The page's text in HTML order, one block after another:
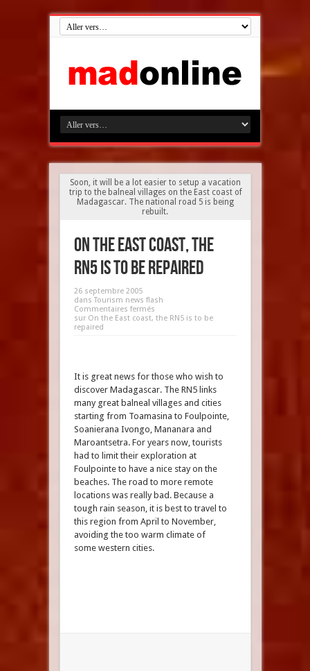
Soon, it will be a lot easier to setup a vacation
trip to the balneal villages on the East coast of
Madagascar. The national road 5 is being
rebuilt.
On the East coast, the
RN5 is to be repaired
26 septembre 2005
dansTourism news flash
Commentaires fermés
sur On the East coast, the RN5 is to be
repaired
It is great news for those who wish to
discover Madagascar. The RN5 links
many great balneal villages and cities
starting from Toamasina to Foulpointe,
Soanierana Ivongo, Mananara and
Maroantsetra. For years now, tourists
had to limit their exploration at
Foulpointe to have a nice stay on the
beaches. The road to more remote
locations was really bad. Because a
tough rain season, it is best to travel to
this region from April to November,
avoiding the too warm climate of
some western cities.